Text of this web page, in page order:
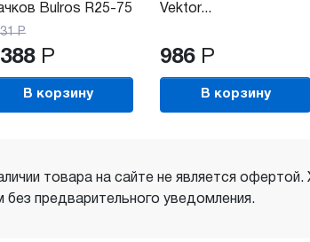
Bulros R25-75
Р
Р
В корзину
Vektor...
986 Р
В корзину
товара на сайте не является
предварительного уведомления.